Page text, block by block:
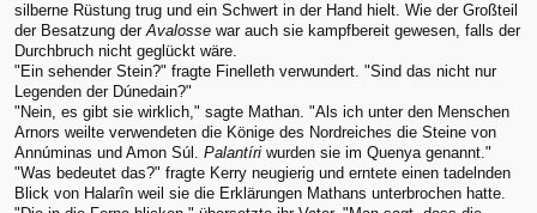
silberne Rüstung trug und ein Schwert in der Hand hielt. Wie der Großteil
der Besatzung der Avalosse war auch sie kampfbereit gewesen, falls der
Durchbruch nicht geglückt wäre.
"Ein sehender Stein?" fragte Finelleth verwundert. "Sind das nicht nur
Legenden der Dúnedain?"
"Nein, es gibt sie wirklich," sagte Mathan. "Als ich unter den Menschen
Arnors weilte verwendeten die Könige des Nordreiches die Steine von
Annúminas und Amon Súl. Palantíri wurden sie im Quenya genannt."
"Was bedeutet das?" fragte Kerry neugierig und erntete einen tadelnden
Blick von Halarîn weil sie die Erklärungen Mathans unterbrochen hatte.